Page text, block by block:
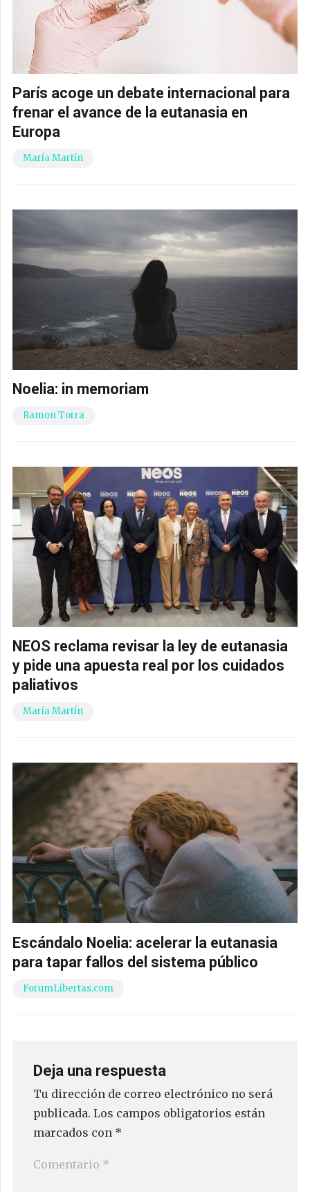
París acoge un debate internacional para
frenar el avance de la eutanasia en
Europa
María Martín
Noelia: in memoriam
Ramon Torra
NEOS reclama revisar la ley de eutanasia
y pide una apuesta real por los cuidados
paliativos
María Martín
Escándalo Noelia: acelerar la eutanasia
para tapar fallos del sistema público
ForumLibertas.com
Deja una respuesta
Tu dirección de correo electrónico no será
publicada. Los campos obligatorios están
marcados con *